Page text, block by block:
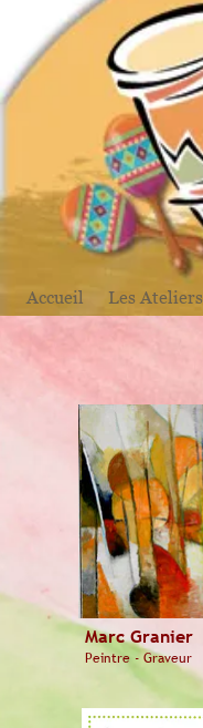
Accueil Les Ateliers
Marc Granier
Peintre - Graveur